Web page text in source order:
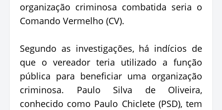
organização criminosa combatida seria o
Comando Vermelho (CV).
Segundo as investigações, há indícios de
que o vereador teria utilizado a função
pública para beneficiar uma organização
criminosa. Paulo Silva de Oliveira,
conhecido como Paulo Chiclete (PSD), tem